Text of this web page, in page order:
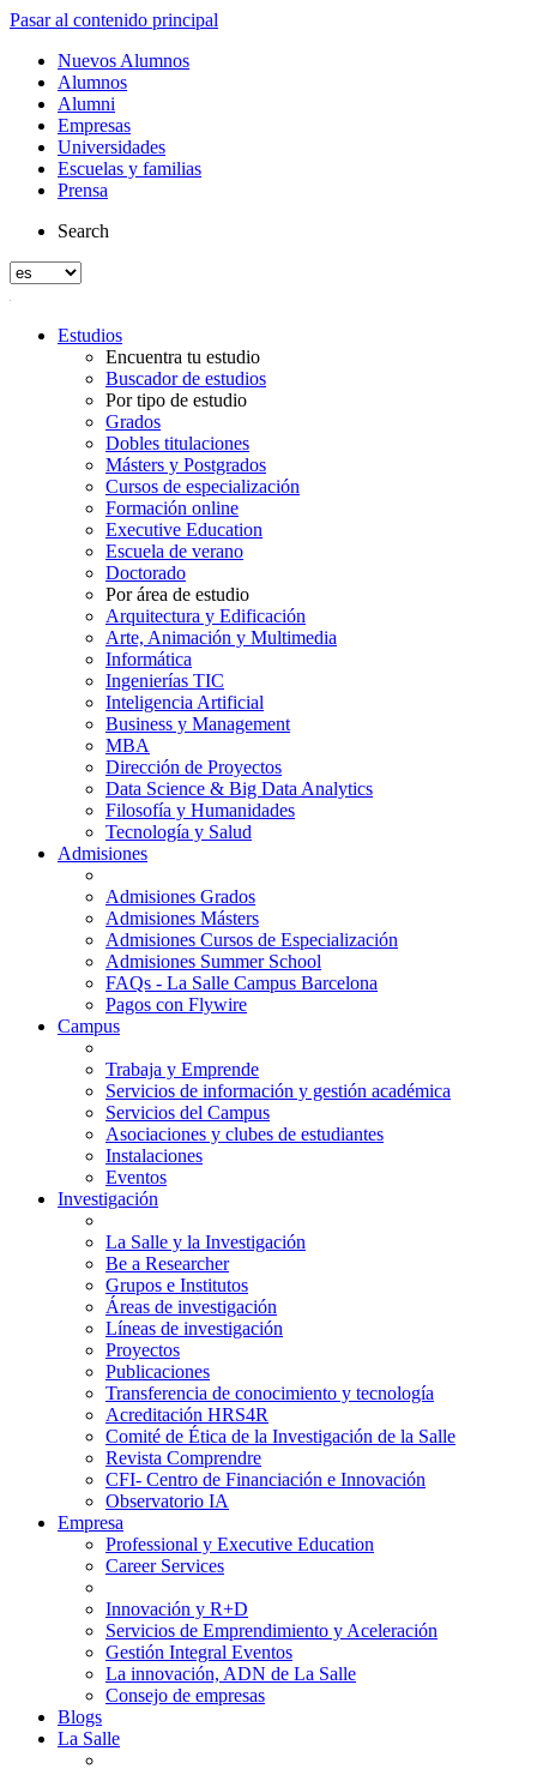
Pasar al contenido principal
Nuevos Alumnos
Alumnos
Alumni
Empresas
Universidades
Escuelas y familias
Prensa
Search
Estudios
Encuentra tu estudio
Buscador de estudios
Por tipo de estudio
Grados
Dobles titulaciones
Másters y Postgrados
Cursos de especialización
Formación online
Executive Education
Escuela de verano
Doctorado
Por área de estudio
Arquitectura y Edificación
Arte, Animación y Multimedia
Informática
Ingenierías TIC
Inteligencia Artificial
Business y Management
MBA
Dirección de Proyectos
Data Science & Big Data Analytics
Filosofía y Humanidades
Tecnología y Salud
Admisiones
Admisiones Grados
Admisiones Másters
Admisiones Cursos de Especialización
Admisiones Summer School
FAQs - La Salle Campus Barcelona
Pagos con Flywire
Campus
Trabaja y Emprende
Servicios de información y gestión académica
Servicios del Campus
Asociaciones y clubes de estudiantes
Instalaciones
Eventos
Investigación
La Salle y la Investigación
Be a Researcher
Grupos e Institutos
Áreas de investigación
Líneas de investigación
Proyectos
Publicaciones
Transferencia de conocimiento y tecnología
Acreditación HRS4R
Comité de Ética de la Investigación de la Salle
Revista Comprendre
CFI- Centro de Financiación e Innovación
Observatorio IA
Empresa
Professional y Executive Education
Career Services
Innovación y R+D
Servicios de Emprendimiento y Aceleración
Gestión Integral Eventos
La innovación, ADN de La Salle
Consejo de empresas
Blogs
La Salle